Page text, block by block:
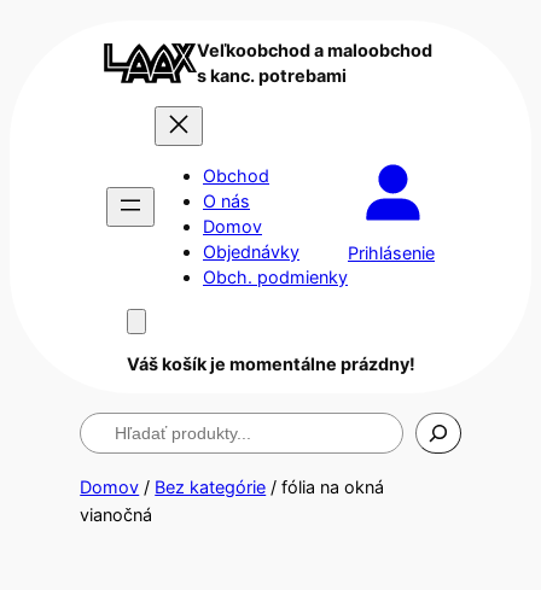
Veľkoobchod a maloobchod
s kanc. potrebami
Obchod
O nás
Domov
Objednávky
Obch. podmienky
Prihlásenie
Váš košík je momentálne prázdny!
Hľadanie
Domov / Bez kategórie / fólia na okná
vianočná